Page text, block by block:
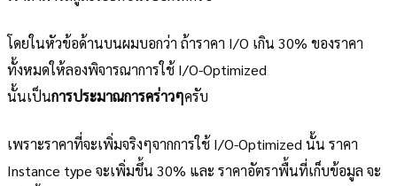
โดยในหัวข้อด้านบนผมบอกว่า ถ้าราคา I/O เกิน 30% ของราคา
ทั้งหมดให้ลองพิจารณาการใช้ I/O-Optimized
นั้นเป็นการประมาณการคร่าวๆครับ
เพราะราคาที่จะเพิ่มจริงๆจากการใช้ I/O-Optimized นั้น ราคา
Instance type จะเพิ่มขึ้น 30% และ ราคาอัตราพื้นที่เก็บข้อมูล จะ